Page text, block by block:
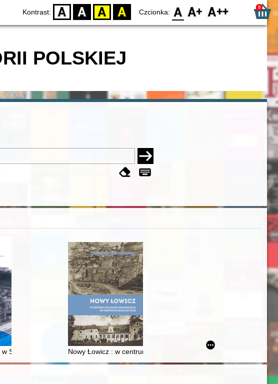
Kontrast: D BW YB BY Czcionka: F0 F1 F2 0
POLSKIEJ
Sopocie : prestiż finansowy i towarzyski lokalnego mieszczaństwa w 2. poł. XIX w
Nowy Łowicz : w centrum poligonu drawskiego od średniowiecza